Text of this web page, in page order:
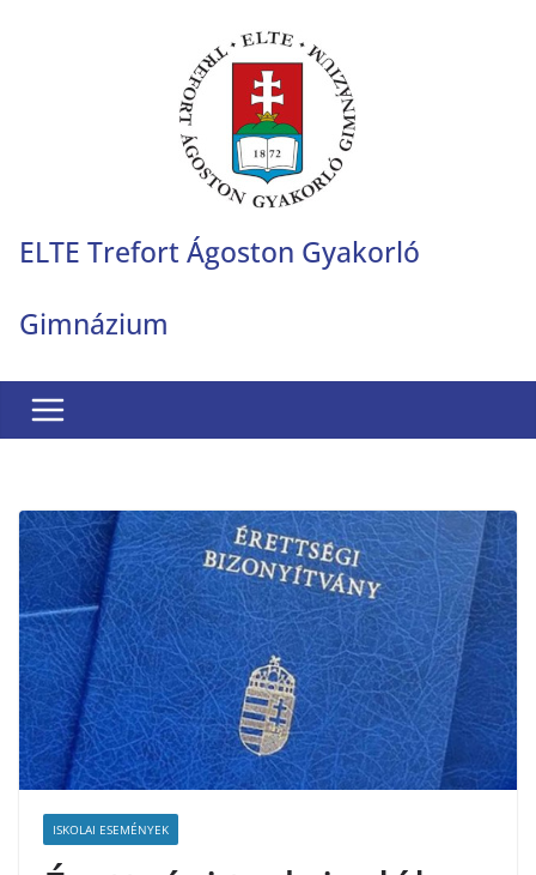
ELTE Trefort Ágoston Gyakorló
Gimnázium
ISKOLAI ESEMÉNYEK